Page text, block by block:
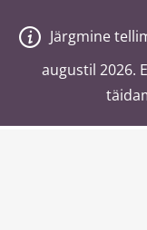
Vana ja
Otsi poest
Järgmine
augustil 2026.
Järgmine
augustil 2026.